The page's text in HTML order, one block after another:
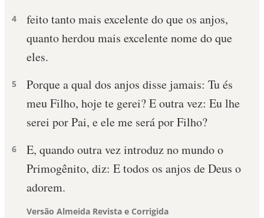
4
feito tanto mais excelente do que os anjos,
quanto herdou mais excelente nome do que
eles.
5
Porque a qual dos anjos disse jamais: Tu és
meu Filho, hoje te gerei? E outra vez: Eu lhe
serei por Pai, e ele me será por Filho?
6
E, quando outra vez introduz no mundo o
Primogênito, diz: E todos os anjos de Deus o
adorem.
Versão Almeida Revista e Corrigida